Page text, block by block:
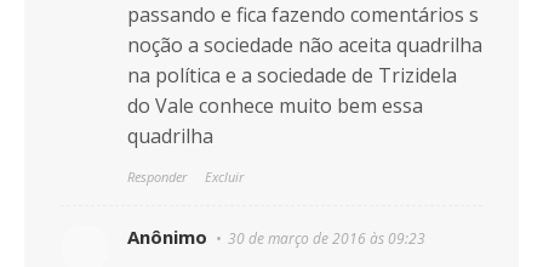
passando e fica fazendo comentários s
noção a sociedade não aceita quadrilha
na política e a sociedade de Trizidela
do Vale conhece muito bem essa
quadrilha
Responder Excluir
Anônimo 30 de março de 2016 às 09:23